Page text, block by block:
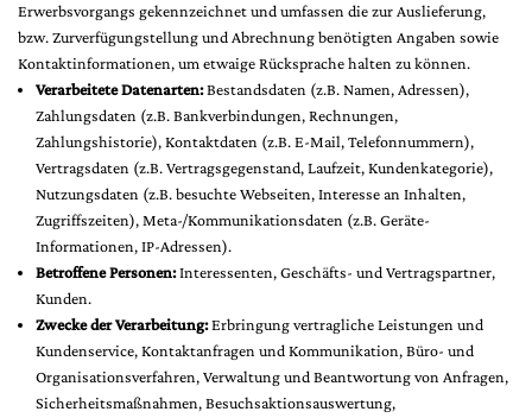
Erwerbsvorgangs gekennzeichnet und umfassen die zur Auslieferung,
bzw. Zurverfügungstellung und Abrechnung benötigten Angaben sowie
Kontaktinformationen, um etwaige Rücksprache halten zu können.
Verarbeitete Datenarten:Bestandsdaten (z.B. Namen, Adressen),
Zahlungsdaten (z.B. Bankverbindungen, Rechnungen,
Zahlungshistorie), Kontaktdaten (z.B. E-Mail, Telefonnummern),
Vertragsdaten (z.B. Vertragsgegenstand, Laufzeit, Kundenkategorie),
Nutzungsdaten (z.B. besuchte Webseiten, Interesse an Inhalten,
Zugriffszeiten), Meta-/Kommunikationsdaten (z.B. Geräte-
Informationen, IP-Adressen).
Betroffene Personen:Interessenten, Geschäfts- und Vertragspartner,
Kunden.
Zwecke der Verarbeitung:Erbringung vertragliche Leistungen und
Kundenservice, Kontaktanfragen und Kommunikation, Büro- und
Organisationsverfahren, Verwaltung und Beantwortung von Anfragen,
Sicherheitsmaßnahmen, Besuchsaktionsauswertung,